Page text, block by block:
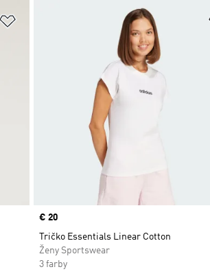
Pridať do zoznamu želaných položiek
Price
€ 20
Tričko Essentials Linear Cotton
Ženy Sportswear
3 farby